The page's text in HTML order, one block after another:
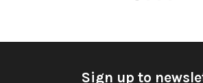
Sign up to